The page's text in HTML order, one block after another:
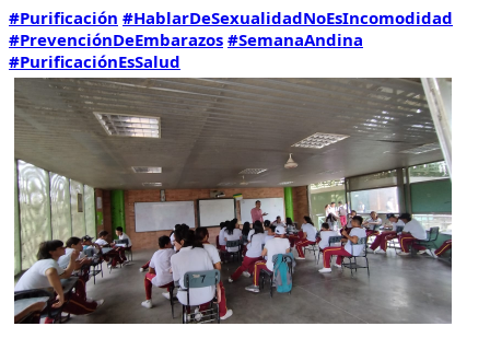
#Purificación #HablarDeSexualidadNoEsIncomodidad
#PrevenciónDeEmbarazos #SemanaAndina
#PurificaciónEsSalud